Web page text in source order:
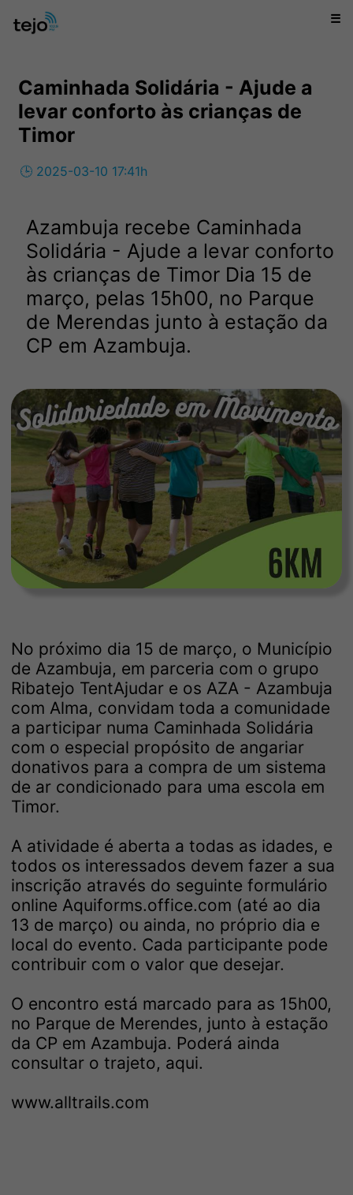
☰
Caminhada Solidária - Ajude a
levar conforto às crianças de
Timor
🕒 2025-03-10 17:41h
Azambuja recebe Caminhada
Solidária - Ajude a levar conforto
às crianças de Timor Dia 15 de
março, pelas 15h00, no Parque
de Merendas junto à estação da
CP em Azambuja.
No próximo dia 15 de março, o Município
de Azambuja, em parceria com o grupo
Ribatejo TentAjudar e os AZA - Azambuja
com Alma, convidam toda a comunidade
a participar numa Caminhada Solidária
com o especial propósito de angariar
donativos para a compra de um sistema
de ar condicionado para uma escola em
Timor.
A atividade é aberta a todas as idades, e
todos os interessados devem fazer a sua
inscrição através do seguinte formulário
online Aquiforms.office.com (até ao dia
13 de março) ou ainda, no próprio dia e
local do evento. Cada participante pode
contribuir com o valor que desejar.
O encontro está marcado para as 15h00,
no Parque de Merendes, junto à estação
da CP em Azambuja. Poderá ainda
consultar o trajeto, aqui.
www.alltrails.com